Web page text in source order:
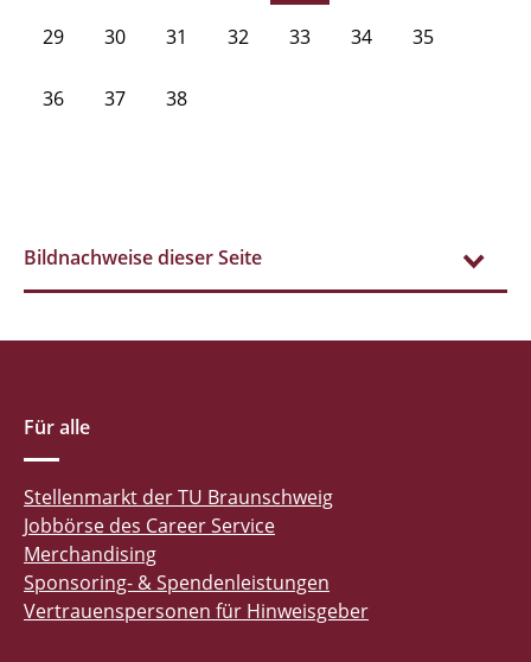
29 30 31 32 33 34 35
36 37 38
Bildnachweise dieser Seite
Für alle
Stellenmarkt der TU Braunschweig
Jobbörse des Career Service
Merchandising
Sponsoring- & Spendenleistungen
Vertrauenspersonen für Hinweisgeber